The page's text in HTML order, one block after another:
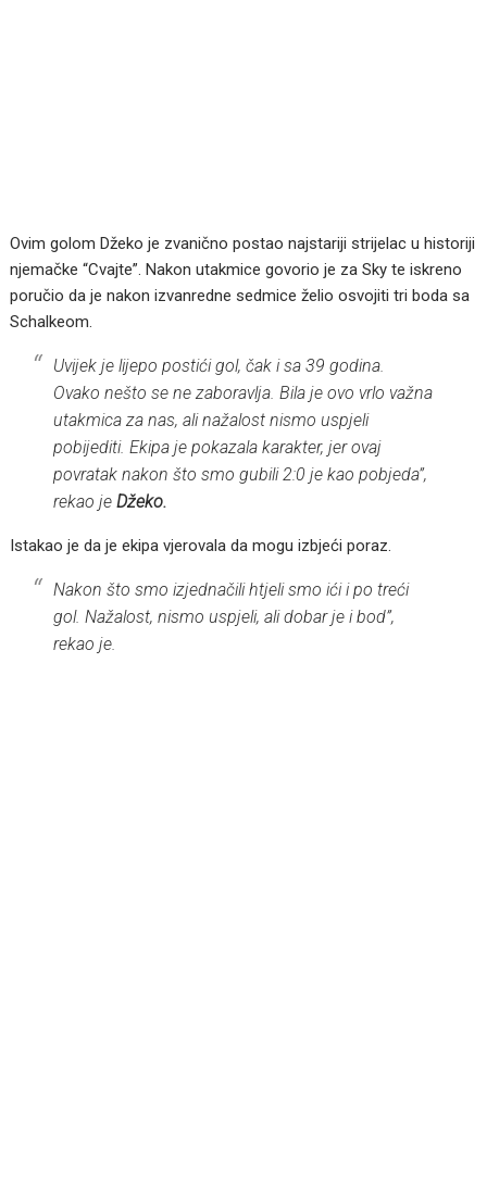
Ovim golom Džeko je zvanično postao najstariji strijelac u historiji
njemačke “Cvajte”. Nakon utakmice govorio je za Sky te iskreno
poručio da je nakon izvanredne sedmice želio osvojiti tri boda sa
Schalkeom.
Uvijek je lijepo postići gol, čak i sa 39 godina.
Ovako nešto se ne zaboravlja. Bila je ovo vrlo važna
utakmica za nas, ali nažalost nismo uspjeli
pobijediti. Ekipa je pokazala karakter, jer ovaj
povratak nakon što smo gubili 2:0 je kao pobjeda”,
rekao jeDžeko.
Istakao je da je ekipa vjerovala da mogu izbjeći poraz.
Nakon što smo izjednačili htjeli smo ići i po treći
gol. Nažalost, nismo uspjeli, ali dobar je i bod”,
rekao je.